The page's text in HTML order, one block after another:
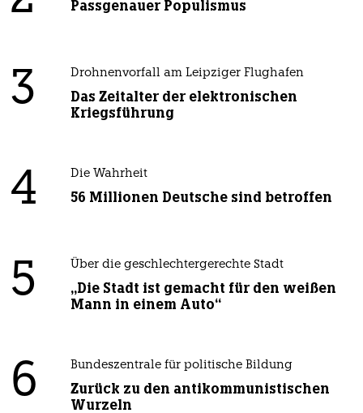
Passgenauer Populismus
3 Drohnenvorfall am Leipziger Flughafen
Das Zeitalter der elektronischen
Kriegsführung
4 Die Wahrheit
56 Millionen Deutsche sind betroffen
5 Über die geschlechtergerechte Stadt
„Die Stadt ist gemacht für den weißen
Mann in einem Auto“
6 Bundeszentrale für politische Bildung
Zurück zu den antikommunistischen
Wurzeln